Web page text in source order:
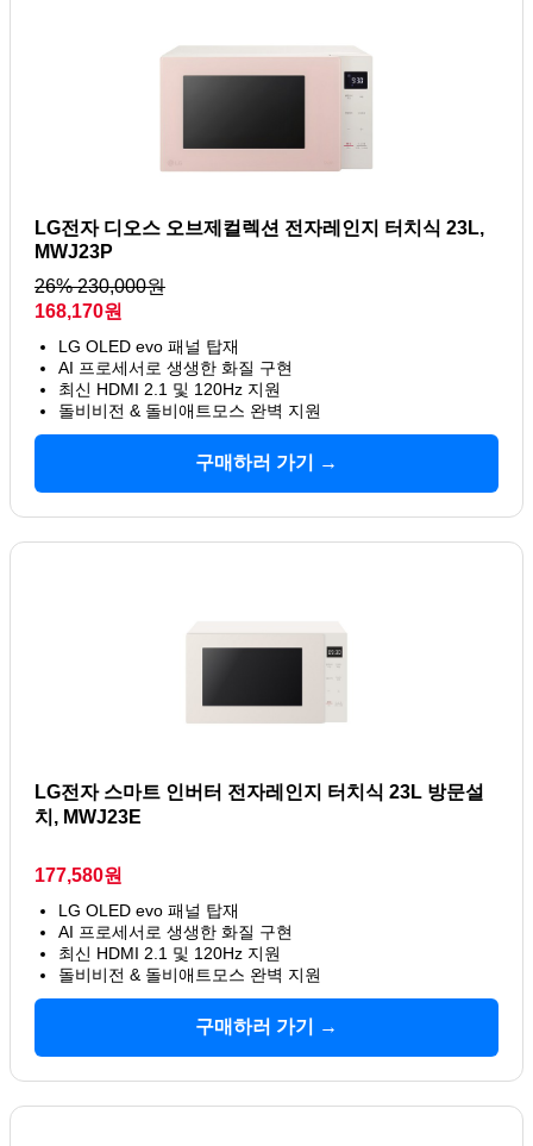
LG전자 디오스 오브제컬렉션 전자레인지 터치식 23L,
MWJ23P
26% 230,000원
168,170원
LG OLED evo 패널 탑재
AI 프로세서로 생생한 화질 구현
최신 HDMI 2.1 및 120Hz 지원
돌비비전 & 돌비애트모스 완벽 지원
구매하러 가기 →
LG전자 스마트 인버터 전자레인지 터치식 23L 방문설
치, MWJ23E
177,580원
LG OLED evo 패널 탑재
AI 프로세서로 생생한 화질 구현
최신 HDMI 2.1 및 120Hz 지원
돌비비전 & 돌비애트모스 완벽 지원
구매하러 가기 →